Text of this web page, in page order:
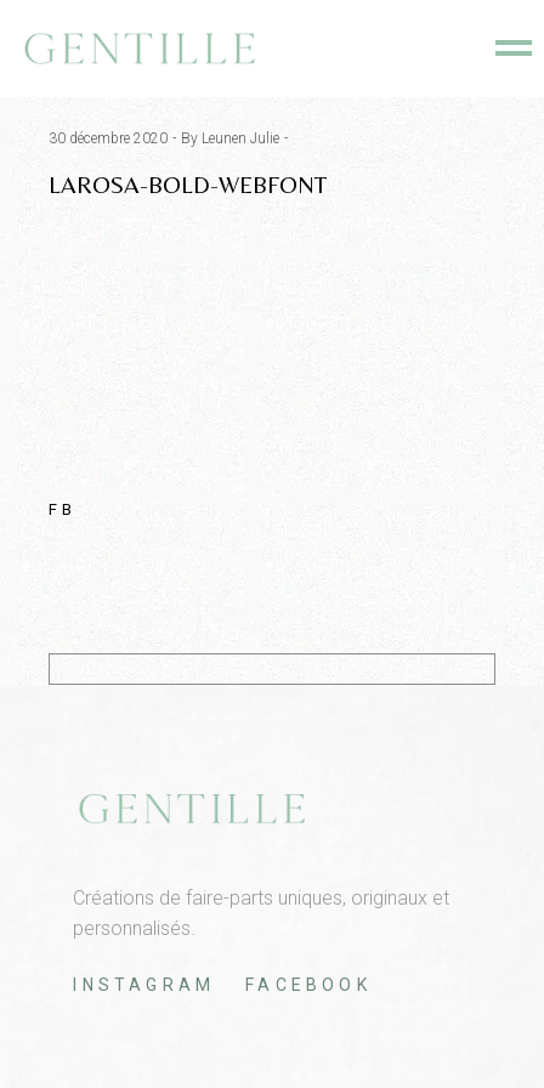
the
content
30 décembre 2020 By Leunen Julie
LAROSA-BOLD-WEBFONT
FB
Créations de faire-parts uniques, originaux et
personnalisés.
INSTAGRAM FACEBOOK